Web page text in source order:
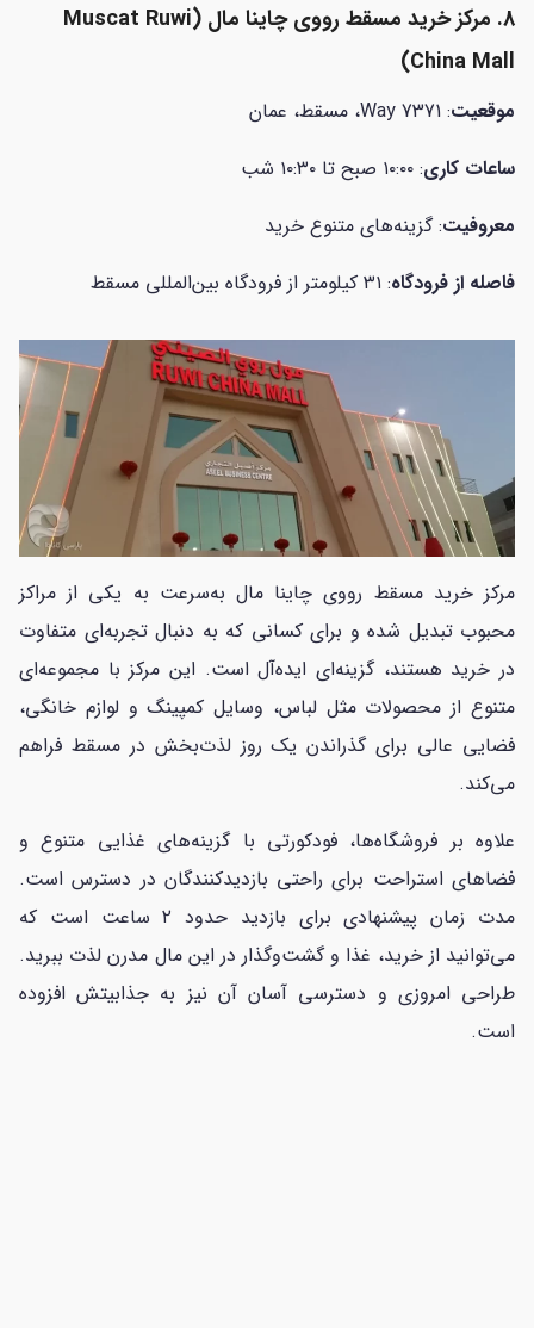
8. مرکز خرید مسقط رووی چاینا مال (
Muscat Ruwi
China Mall)
موقعیت: 7371 Way، مسقط، عمان
ساعات کاری: ۱۰:۰۰ صبح تا ۱۰:۳۰ شب
معروفیت: گزینه‌های متنوع خرید
فاصله از فرودگاه: ۳۱ کیلومتر از فرودگاه بین‌المللی مسقط
مرکز خرید مسقط رووی چاینا مال به‌سرعت به یکی از مراکز
محبوب تبدیل شده و برای کسانی که به دنبال تجربه‌ای متفاوت
در خرید هستند، گزینه‌ای ایده‌آل است. این مرکز با مجموعه‌ای
متنوع از محصولات مثل لباس، وسایل کمپینگ و لوازم خانگی،
فضایی عالی برای گذراندن یک روز لذت‌بخش در مسقط فراهم
می‌کند.
علاوه بر فروشگاه‌ها، فودکورتی با گزینه‌های غذایی متنوع و
فضاهای استراحت برای راحتی بازدیدکنندگان در دسترس است.
مدت زمان پیشنهادی برای بازدید حدود ۲ ساعت است که
می‌توانید از خرید، غذا و گشت‌وگذار در این مال مدرن لذت ببرید.
طراحی امروزی و دسترسی آسان آن نیز به جذابیتش افزوده
است.